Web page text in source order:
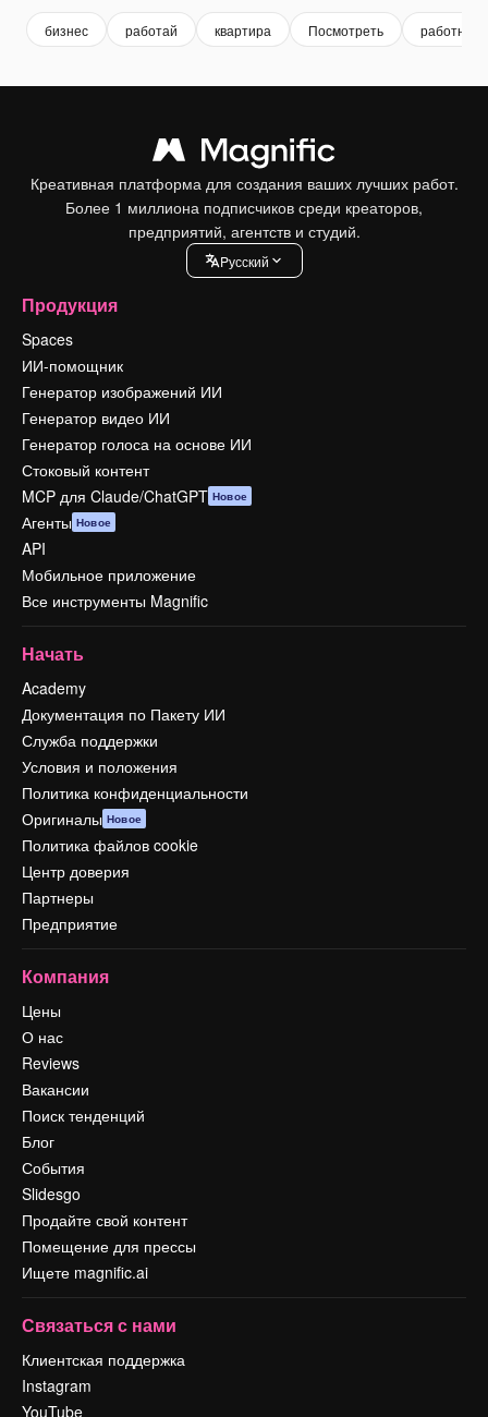
бизнес работай квартира Посмотреть работник
Креативная платформа для создания ваших лучших работ.
Более 1 миллиона подписчиков среди креаторов,
предприятий, агентств и студий.
Pусский
Продукция
Spaces
ИИ-помощник
Генератор изображений ИИ
Генератор видео ИИ
Генератор голоса на основе ИИ
Стоковый контент
MCP для Claude/ChatGPT Новое
Агенты Новое
API
Мобильное приложение
Все инструменты Magnific
Начать
Academy
Документация по Пакету ИИ
Служба поддержки
Условия и положения
Политика конфиденциальности
Оригиналы Новое
Политика файлов cookie
Центр доверия
Партнеры
Предприятие
Компания
Цены
О нас
Reviews
Вакансии
Поиск тенденций
Блог
События
Slidesgo
Продайте свой контент
Помещение для прессы
Ищете magnific.ai
Связаться с нами
Клиентская поддержка
Instagram
YouTube